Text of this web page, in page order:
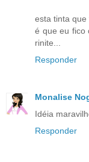
esta tinta
é que eu fico
rinite...
Responder
Monalise
Idéia
Responder